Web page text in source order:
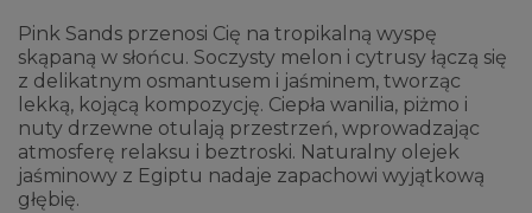
Pink Sands przenosi Cię na tropikalną wyspę
skąpaną w słońcu. Soczysty melon i cytrusy łączą się
z delikatnym osmantusem i jaśminem, tworząc
lekką, kojącą kompozycję. Ciepła wanilia, piżmo i
nuty drzewne otulają przestrzeń, wprowadzając
atmosferę relaksu i beztroski. Naturalny olejek
jaśminowy z Egiptu nadaje zapachowi wyjątkową
głębię.